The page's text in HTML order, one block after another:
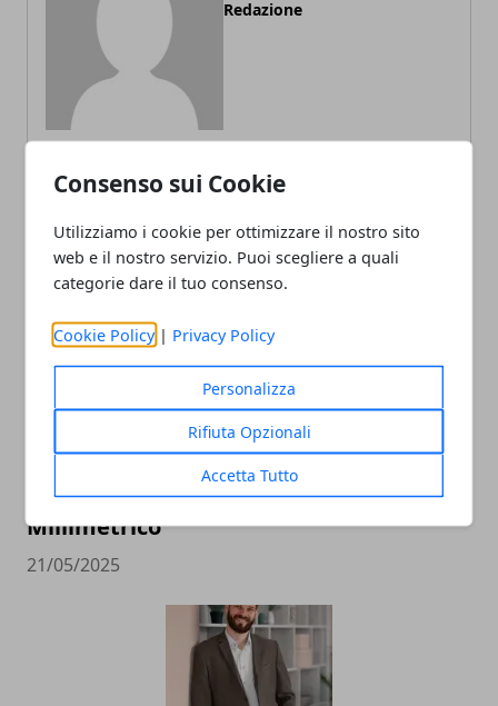
Consenso sui Cookie
Utilizziamo i cookie per ottimizzare il nostro sito
web e il nostro servizio. Puoi scegliere a quali
categorie dare il tuo consenso.
Cookie Policy | Privacy Policy
Personalizza
Rifiuta Opzionali
Accetta Tutto
Redazione
Scopri il mondo degli Expert Advisor: il
caso Alfa Advisor di Trading
Millimetrico
21/05/2025